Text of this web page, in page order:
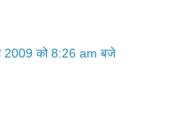
2009 को 8:26 am बजे